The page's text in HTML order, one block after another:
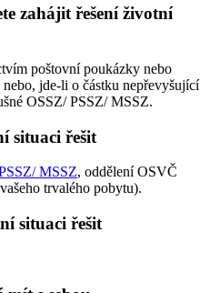
zahájit řešení životní
poštovní poukázky nebo
jde-li o částku nepřevyšující
OSSZ/ PSSZ/ MSSZ.
situaci řešit
MSSZ, oddělení OSVČ
trvalého pobytu).
situaci řešit